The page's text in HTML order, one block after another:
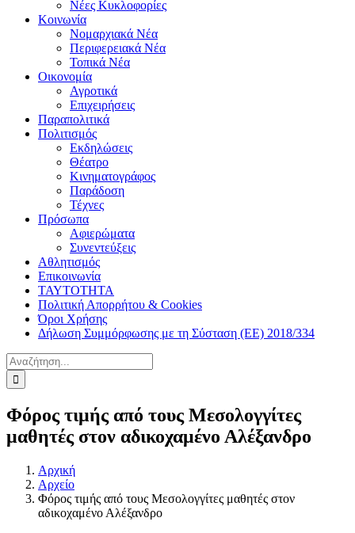
Νέες Κυκλοφορίες
Κοινωνία
Νομαρχιακά Νέα
Περιφερειακά Νέα
Τοπικά Νέα
Οικονομία
Αγροτικά
Επιχειρήσεις
Παραπολιτικά
Πολιτισμός
Εκδηλώσεις
Θέατρο
Κινηματογράφος
Παράδοση
Τέχνες
Πρόσωπα
Αφιερώματα
Συνεντεύξεις
Αθλητισμός
Επικοινωνία
ΤΑΥΤΟΤΗΤΑ
Πολιτική Απορρήτου & Cookies
Όροι Χρήσης
Δήλωση Συμμόρφωσης με τη Σύσταση (ΕΕ) 2018/334
Αναζήτηση
για:
Φόρος τιμής από τους Μεσολογγίτες
μαθητές στον αδικοχαμένο Αλέξανδρο
Αρχική
Αρχείο
Φόρος τιμής από τους Μεσολογγίτες μαθητές στον
αδικοχαμένο Αλέξανδρο